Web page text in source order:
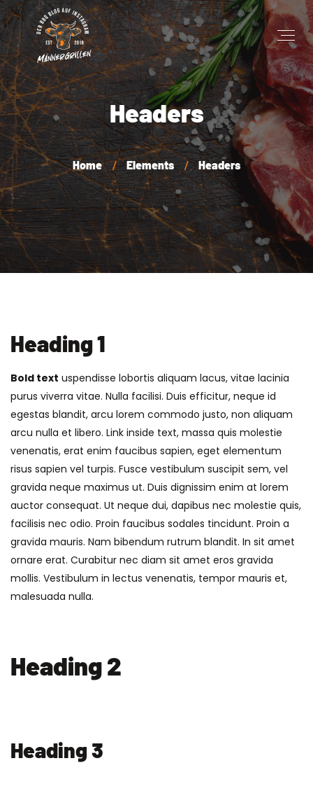
Headers
Home Elements Headers
Heading 1
Bold text uspendisse lobortis aliquam lacus, vitae lacinia
purus viverra vitae. Nulla facilisi. Duis efficitur, neque id
egestas blandit, arcu lorem commodo justo, non aliquam
arcu nulla et libero. Link inside text, massa quis molestie
venenatis, erat enim faucibus sapien, eget elementum
risus sapien vel turpis. Fusce vestibulum suscipit sem, vel
gravida neque maximus ut. Duis dignissim enim at lorem
auctor consequat. Ut neque dui, dapibus nec molestie quis,
facilisis nec odio. Proin faucibus sodales tincidunt. Proin a
gravida mauris. Nam bibendum rutrum blandit. In sit amet
ornare erat. Curabitur nec diam sit amet eros gravida
mollis. Vestibulum in lectus venenatis, tempor mauris et,
malesuada nulla.
Heading 2
Heading 3